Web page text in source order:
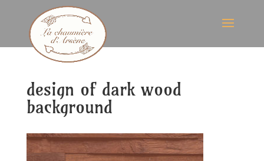
design of dark wood
background